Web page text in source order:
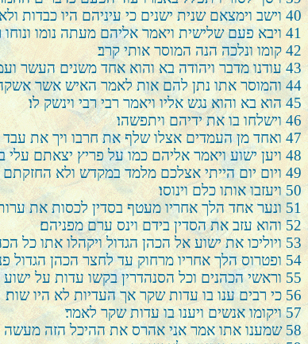
40 וישב וימצאם שנית ישנים כי עיניהם היו כבדות
41 ויבא פעם שלישית ויאמר אליהם מעתה נומו
42 קומו ונלכה הנה המוסר אותי קרב׃
43 עודנו מדבר ויהודה בא והוא אחד משנים העשר
44 והמוסר אתו נתן להם אות לאמר האיש אשר
45 הוא בא והוא נגש אליו ויאמר רבי רבי וינשק לו׃
46 וישלחו בו את ידיהם ויתפשהו׃
47 ואחד מן העמדים אצלו שלף את חרבו ויך את עבד
48 ויען ישוע ויאמר אליהם כמו על פריץ יצאתם עלי
49 ויום יום הייתי אצלכם מלמד במקדש ולא החזקתם
50 ויעזבו אותו כלם וינוסו׃
51 ונער אחד הלך אחריו מעטף בסדין לכסות את
52 והוא עזב את הסדין בידם וינס ערם מפניהם׃
53 ויוליכו את ישוע אל הכהן הגדול ויקהלו אתו כל
54 ופטרוס הלך אחריו מרחוק עד לחצר הכהן הגדול
55 וראשי הכהנים וכל הסנהדרין בקשו עדות על ישוע
56 כי רבים ענו בו עדות שקר אך העדיות לא היו שות׃
57 ויקומו אנשים ויענו בו עדות שקר לאמר׃
58 שמענו אתו אמר אני אהרס את ההיכל הזה מעשה